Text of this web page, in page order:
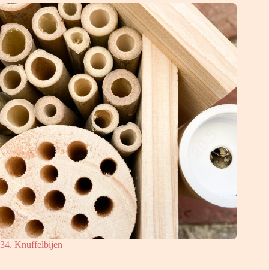
34. Knuffelbijen